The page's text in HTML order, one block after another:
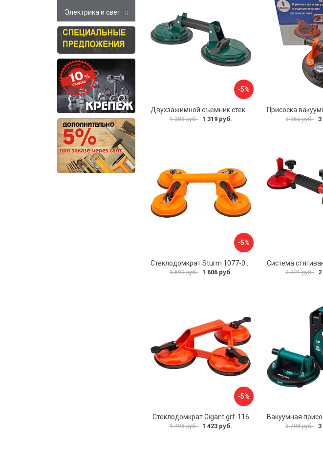
-5%
1 388 руб. 1 319 руб. 3 355 руб. 3
-5%
Стеклодомкрат Sturm 1077-06-04
1 690 руб. 1 606 руб. 2 321 руб.
-5%
Стеклодомкрат Gigant grf-116
1 498 руб. 1 423 руб. 3 708 руб. 3
Электрика и свет